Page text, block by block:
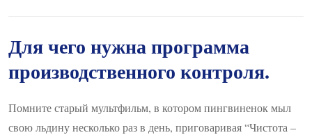
Для чего нужна программа
производственного контроля.
Помните старый мультфильм, в котором пингвиненок мыл
свою льдину несколько раз в день, приговаривая “Чистота –